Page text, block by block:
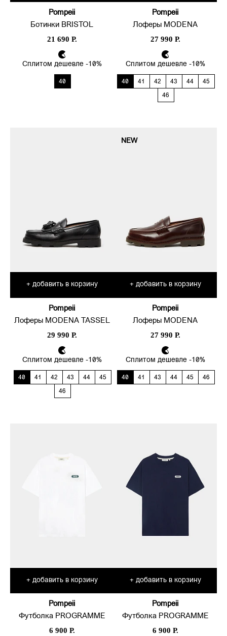
Pompeii
Ботинки BRISTOL
21 690 Р.
Сплитом дешевле -10%
40
Pompeii
Лоферы MODENA
27 990 Р.
Сплитом дешевле -10%
40 41 42 43 44 45
46
+ добавить в корзину
Pompeii
Лоферы MODENA TASSEL
29 990 Р.
Сплитом дешевле -10%
40 41 42 43 44 45
46
NEW
+ добавить в корзину
Pompeii
Лоферы MODENA
27 990 Р.
Сплитом дешевле -10%
40 41 43 44 45 46
+ добавить в корзину
Pompeii
Футболка PROGRAMME
6 900 Р.
+ добавить в корзину
Pompeii
Футболка PROGRAMME
6 900 Р.